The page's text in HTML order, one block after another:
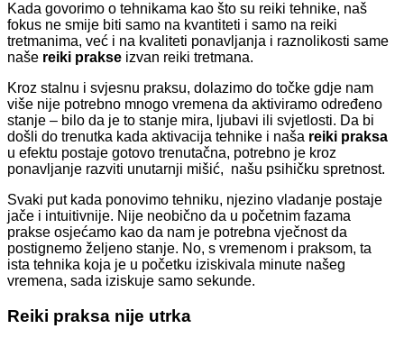
Kada govorimo o tehnikama kao što su reiki tehnike, naš
fokus ne smije biti samo na kvantiteti i samo na reiki
tretmanima, već i na kvaliteti ponavljanja i raznolikosti same
naše reiki prakse izvan reiki tretmana.
Kroz stalnu i svjesnu praksu, dolazimo do točke gdje nam
više nije potrebno mnogo vremena da aktiviramo određeno
stanje – bilo da je to stanje mira, ljubavi ili svjetlosti. Da bi
došli do trenutka kada aktivacija tehnike i naša reiki praksa
u efektu postaje gotovo trenutačna, potrebno je kroz
ponavljanje razviti unutarnji mišić, našu psihičku spretnost.
Svaki put kada ponovimo tehniku, njezino vladanje postaje
jače i intuitivnije. Nije neobično da u početnim fazama
prakse osjećamo kao da nam je potrebna vječnost da
postignemo željeno stanje. No, s vremenom i praksom, ta
ista tehnika koja je u početku iziskivala minute našeg
vremena, sada iziskuje samo sekunde.
Reiki praksa nije utrka